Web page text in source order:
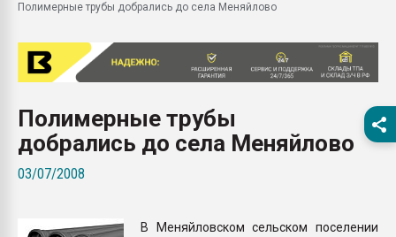
ситуацией на
бутылок
Материал поверхности
Продам отходы
поликарбоната и АБС-
Полимерные трубы добрались до села Меняйлово
Полимерные трубы
добрались до села Меняйлово
03/07/2008
В Меняйловском сельском поселении